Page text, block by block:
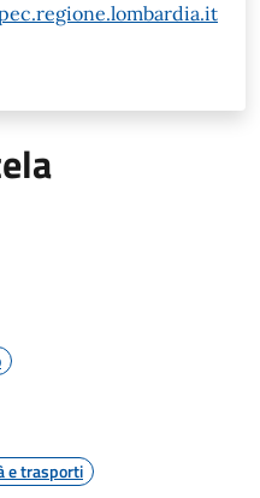
e trasporti